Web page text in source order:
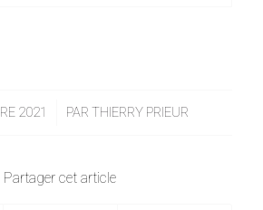
2021 PAR THIERRY PRIEUR
Partager cet article